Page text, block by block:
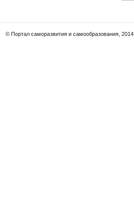
© Портал саморазвития и самообразования, 2014